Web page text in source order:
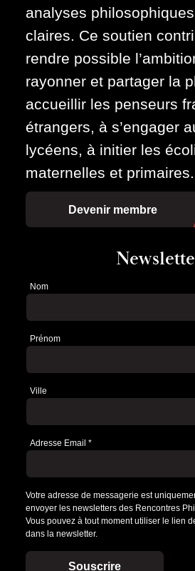
analyses
claires. Ce soutien
rendre possible
rayonner et partager la
accueillir les penseurs
étrangers, à s’engager
lycéens, à initier les
maternelles et primaires.
Devenir membre
Newsletter
Nom
Prénom
Ville
Adresse Email *
Votre adresse de messagerie est
envoyer les newsletters des Rencontres
Vous pouvez à tout moment utiliser le lien
dans la newsletter.
Souscrire